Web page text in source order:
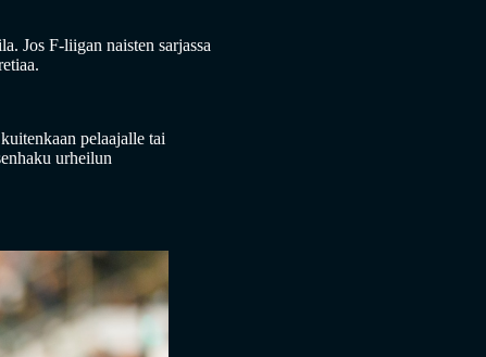
Jos F-liigan naisten sarjassa
pelaajalle tai
urheilun